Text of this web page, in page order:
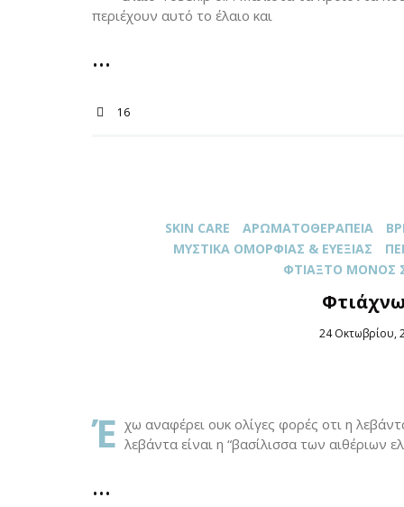
περιέχουν αυτό το έλαιο και
16
SKIN CARE ΑΡΩΜΑΤΟΘΕΡΑΠΕΊΑ
ΜΥΣΤΙΚΆ ΟΜΟΡΦΙΆΣ & ΕΥΕΞΊΑΣ
ΦΤΙΆΞΤΟ ΜΌΝΟΣ
Posted
24 Οκτωβρίου,
Έ χω αναφέρει ουκ ολίγες φορές οτι η
λεβάντα είναι η “βασίλισσα των αιθέριων